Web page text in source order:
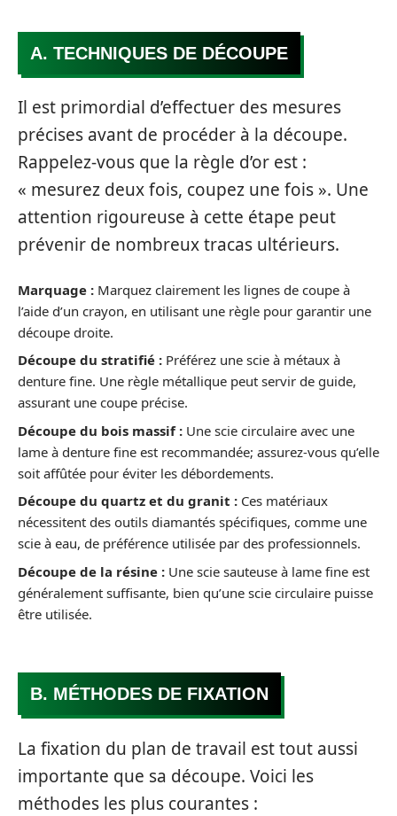
A. TECHNIQUES DE DÉCOUPE
Il est primordial d’effectuer des mesures
précises avant de procéder à la découpe.
Rappelez-vous que la règle d’or est :
« mesurez deux fois, coupez une fois ». Une
attention rigoureuse à cette étape peut
prévenir de nombreux tracas ultérieurs.
Marquage : Marquez clairement les lignes de coupe à
l’aide d’un crayon, en utilisant une règle pour garantir une
découpe droite.
Découpe du stratifié : Préférez une scie à métaux à
denture fine. Une règle métallique peut servir de guide,
assurant une coupe précise.
Découpe du bois massif : Une scie circulaire avec une
lame à denture fine est recommandée; assurez-vous qu’elle
soit affûtée pour éviter les débordements.
Découpe du quartz et du granit : Ces matériaux
nécessitent des outils diamantés spécifiques, comme une
scie à eau, de préférence utilisée par des professionnels.
Découpe de la résine : Une scie sauteuse à lame fine est
généralement suffisante, bien qu’une scie circulaire puisse
être utilisée.
B. MÉTHODES DE FIXATION
La fixation du plan de travail est tout aussi
importante que sa découpe. Voici les
méthodes les plus courantes :